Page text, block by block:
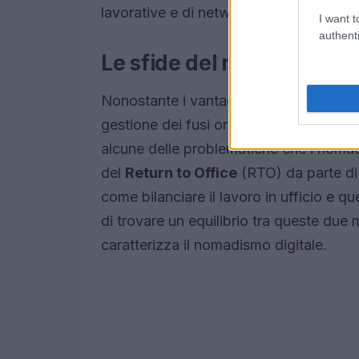
I want
lavorative e di networking.
Le sfide del nomadismo
Nonostante i vantaggi, il nomadismo
gestione dei fusi orari, l’isolamento
alcune delle problematiche che i
del Return to Office (RTO) da parte
come bilanciare il lavoro in ufficio e
di trovare un equilibrio tra queste due
caratterizza il nomadismo digitale.